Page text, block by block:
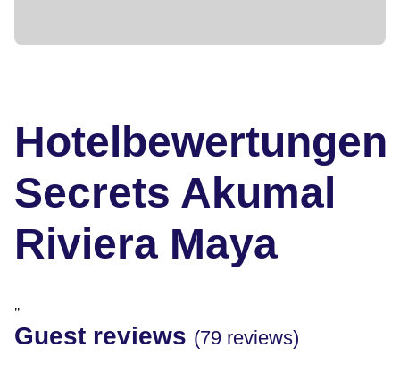
Hotelbewertungen
Secrets Akumal
Riviera Maya
"
Guest reviews (79 reviews)